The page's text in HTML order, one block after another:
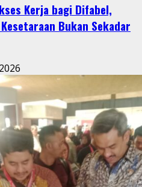
Kerja bagi Difabel,
Bukan Sekadar